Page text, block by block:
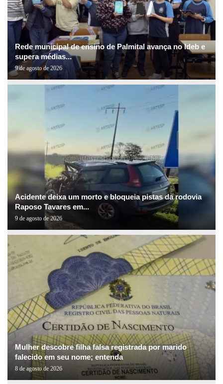
Rede municipal de ensino de Palmital avança no Ideb e
supera médias...
9 de agosto de 2026
Acidente deixa um morto e bloqueia pistas da rodovia
Raposo Tavares em...
9 de agosto de 2026
Mulher descobre filha falsa registrada por marido
falecido em seu nome; entenda
8 de agosto de 2026